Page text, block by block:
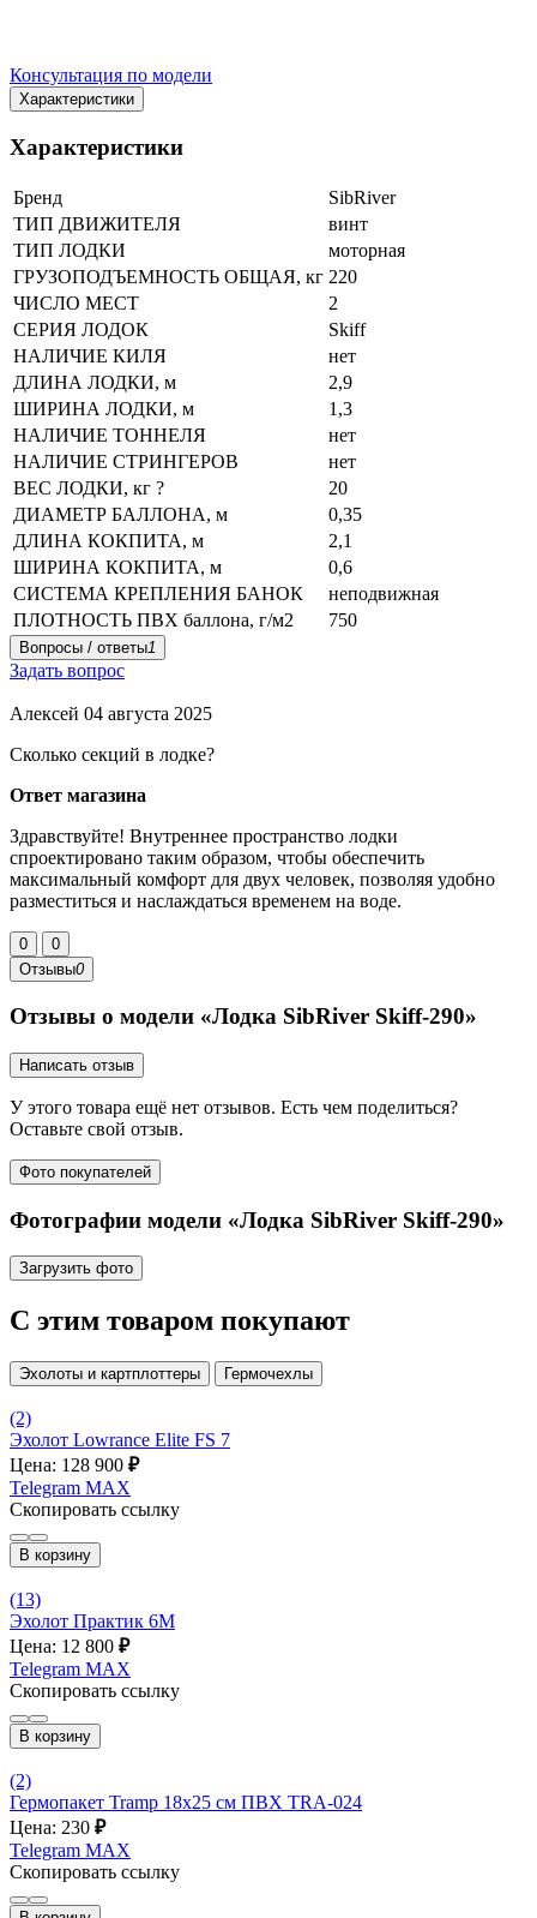
Консультация по модели
Характеристики
Характеристики
Бренд
SibRiver
ТИП ДВИЖИТЕЛЯ
винт
ТИП ЛОДКИ
моторная
ГРУЗОПОДЪЕМНОСТЬ ОБЩАЯ, кг 220
ЧИСЛО МЕСТ
2
СЕРИЯ ЛОДОК
Skiff
НАЛИЧИЕ КИЛЯ
нет
ДЛИНА ЛОДКИ, м
2,9
ШИРИНА ЛОДКИ, м
1,3
НАЛИЧИЕ ТОННЕЛЯ
нет
НАЛИЧИЕ СТРИНГЕРОВ
нет
ВЕС ЛОДКИ, кг ?
20
ДИАМЕТР БАЛЛОНА, м
0,35
ДЛИНА КОКПИТА, м
2,1
ШИРИНА КОКПИТА, м
0,6
СИСТЕМА КРЕПЛЕНИЯ БАНОК
неподвижная
ПЛОТНОСТЬ ПВХ баллона, г/м2
750
Вопросы / ответы1
Задать вопрос
Алексей 04 августа 2025
Сколько секций в лодке?
Ответ магазина
Здравствуйте! Внутреннее пространство лодки
спроектировано таким образом, чтобы обеспечить
максимальный комфорт для двух человек, позволяя удобно
разместиться и наслаждаться временем на воде.
0
0
Отзывы0
Отзывы о модели «Лодка SibRiver Skiff-290»
Написать отзыв
У этого товара ещё нет отзывов. Есть чем поделиться?
Оставьте свой отзыв.
Фото покупателей
Фотографии модели «Лодка SibRiver Skiff-290»
Загрузить фото
С этим товаром покупают
Эхолоты и картплоттеры Гермочехлы
(2)
Эхолот Lowrance Elite FS 7
Цена: 128 900 ₽
Telegram MAX
Скопировать ссылку
В корзину
(13)
Эхолот Практик 6M
Цена: 12 800 ₽
Telegram MAX
Скопировать ссылку
В корзину
(2)
Гермопакет Tramp 18х25 см ПВХ TRA-024
Цена: 230 ₽
Telegram MAX
Скопировать ссылку